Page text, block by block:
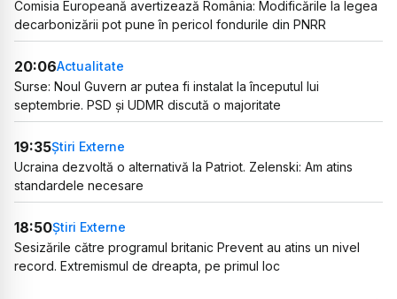
Comisia Europeană avertizează România: Modificările la legea
decarbonizării pot pune în pericol fondurile din PNRR
20:06Actualitate
Surse: Noul Guvern ar putea fi instalat la începutul lui
septembrie. PSD și UDMR discută o majoritate
19:35Știri Externe
Ucraina dezvoltă o alternativă la Patriot. Zelenski: Am atins
standardele necesare
18:50Știri Externe
Sesizările către programul britanic Prevent au atins un nivel
record. Extremismul de dreapta, pe primul loc